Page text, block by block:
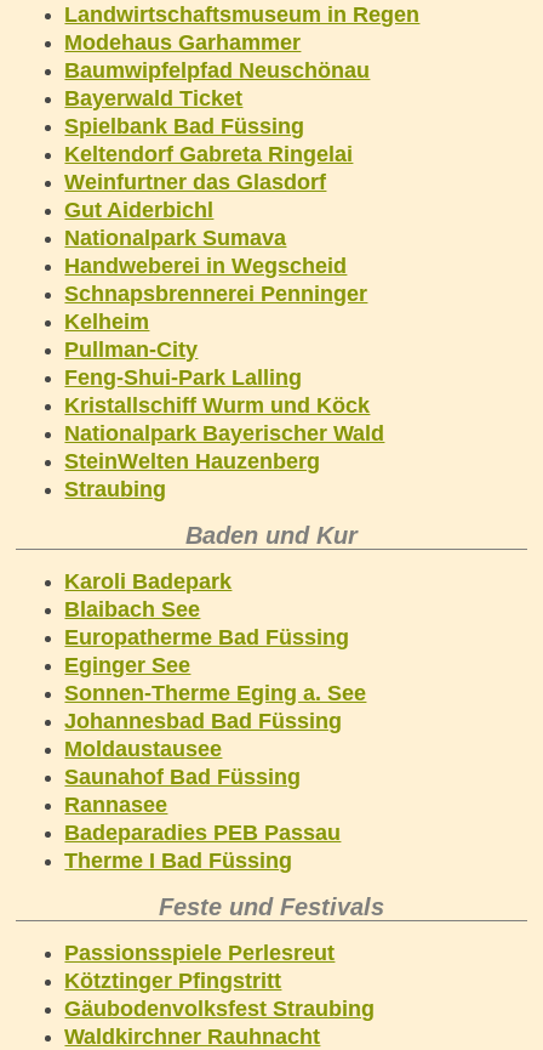
Landwirtschaftsmuseum in Regen
Modehaus Garhammer
Baumwipfelpfad Neuschönau
Bayerwald Ticket
Spielbank Bad Füssing
Keltendorf Gabreta Ringelai
Weinfurtner das Glasdorf
Gut Aiderbichl
Nationalpark Sumava
Handweberei in Wegscheid
Schnapsbrennerei Penninger
Kelheim
Pullman-City
Feng-Shui-Park Lalling
Kristallschiff Wurm und Köck
Nationalpark Bayerischer Wald
SteinWelten Hauzenberg
Straubing
Baden und Kur
Karoli Badepark
Blaibach See
Europatherme Bad Füssing
Eginger See
Sonnen-Therme Eging a. See
Johannesbad Bad Füssing
Moldaustausee
Saunahof Bad Füssing
Rannasee
Badeparadies PEB Passau
Therme I Bad Füssing
Feste und Festivals
Passionsspiele Perlesreut
Kötztinger Pfingstritt
Gäubodenvolksfest Straubing
Waldkirchner Rauhnacht